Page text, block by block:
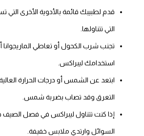
قدم لطبيبك قائمة بالأدوية الأخرى التي
التي تتناولها.
تجنب شرب الكحول أو تعاطي الماريجوانا
استخدامك ليبراكس.
ابتعد عن الشمس أو درجات الحرارة
التعرق وقد تصاب بضربة شمس.
إذا كنت تتناول ليبراكس في فصل
السوائل وارتدي ملابس خفيفة.